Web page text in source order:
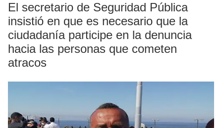
El secretario de Seguridad Pública
insistió en que es necesario que la
ciudadanía participe en la denuncia
hacia las personas que cometen
atracos